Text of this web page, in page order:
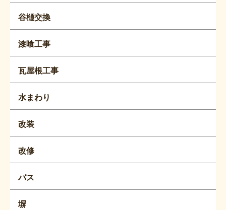
谷樋交換
漆喰工事
瓦屋根工事
水まわり
改装
改修
バス
塀